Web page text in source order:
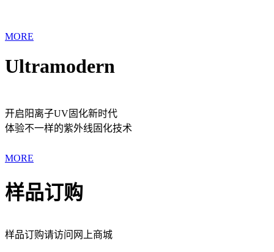
MORE
Ultramodern
开启阳离子UV固化新时代
体验不一样的紫外线固化技术
MORE
样品订购
样品订购请访问网上商城